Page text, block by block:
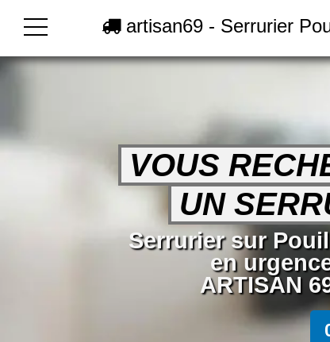
artisan69 - Serrurier
VOUS
UN
Serrurier sur
en
ARTISAN